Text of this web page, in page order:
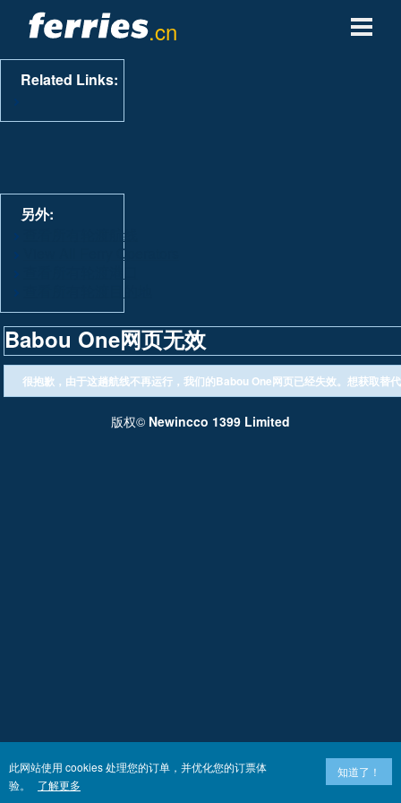
.cn
轮渡公司
轮渡目的地
轮渡港口
Related Links:
另外:
查看所有轮渡航线
View All Ferry Operators
Babou One网页无效
很抱歉，由于这趟航线不再运行，我们的Babou One网页已经失效。想获取替
版权© Newincco 1399 Limited
此网站使用 cookies 处理您的订单，并优化您的订票体
验。
了解更多
知道了！